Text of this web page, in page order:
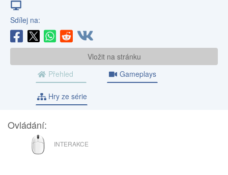
Sdílej na:
Vložit na stránku
Přehled
Gameplays
Hry ze série
Ovládání:
MYŠ
INTERAKCE